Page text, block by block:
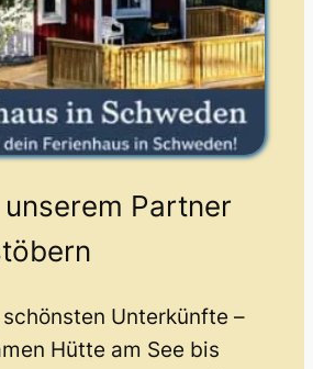
Partner
Unterkünfte –
Hütte am See bis